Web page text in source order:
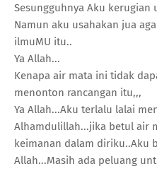
Sesungguhnya Aku
Namun aku usahakan jua
ilmuMU itu..
Ya Allah...
Kenapa air mata ini tidak
menonton rancangan itu,,,
Ya Allah...Aku terlalu lalai
Alhamdulillah...jika betul air
keimanan dalam diriku..Aku
Allah...Masih ada peluang